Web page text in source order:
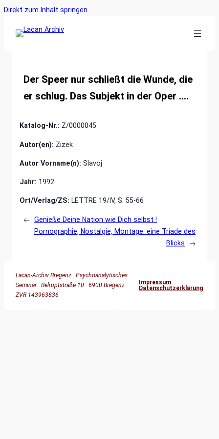
Direkt zum Inhalt springen
Der Speer nur schließt die Wunde, die
er schlug. Das Subjekt in der Oper ….
Katalog-Nr.: Z/0000045
Autor(en): Zizek
Autor Vorname(n): Slavoj
Jahr: 1992
Ort/Verlag/ZS: LETTRE 19/IV, S. 55-66
← Genieße Deine Nation wie Dich selbst !
Pornographie, Nostalgie, Montage: eine Triade des
Blicks
→
Lacan-Archiv Bregenz Psychoanalytisches
Seminar Belruptstraße 10 6900 Bregenz
ZVR 143963836
Impressum
Datenschutzerklärung